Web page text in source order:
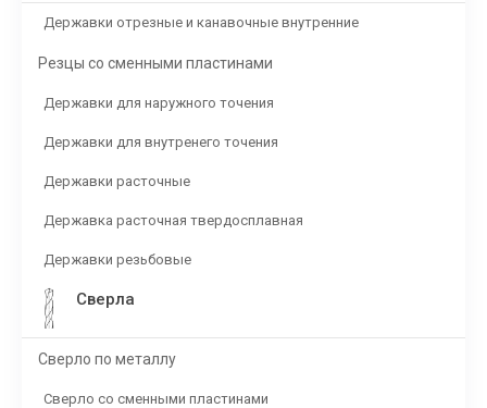
Державки отрезные и канавочные внутренние
Резцы со сменными пластинами
Державки для наружного точения
Державки для внутренего точения
Державки расточные
Державка расточная твердосплавная
Державки резьбовые
Сверла
Сверло по металлу
Сверло со сменными пластинами